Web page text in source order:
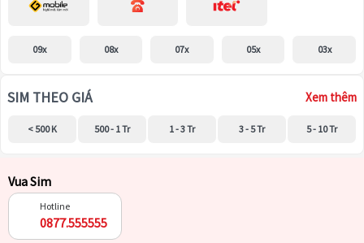
09x 08x 07x 05x 03x
SIM THEO GIÁ Xem thêm
< 500 K 500 - 1 Tr 1 - 3 Tr 3 - 5 Tr 5 - 10 Tr
Vua Sim
Hotline
0877.555555